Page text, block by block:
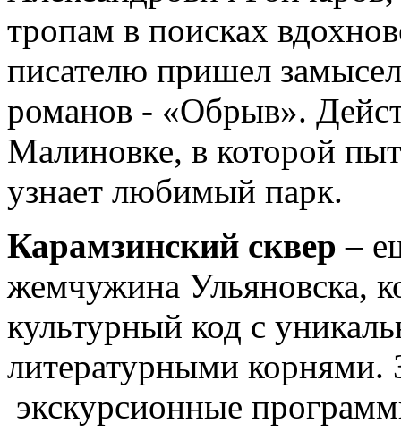
тропам в поисках
писателю пришел
романов - «Обрыв».
Малиновке, в которой
узнает любимый парк.
Карамзинский сквер –
жемчужина Ульяновска,
культурный код с
литературными корнями.
экскурсионные